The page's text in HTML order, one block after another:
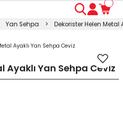
Yan Sehpa Dekorister Helen Metal
Ayaklı Yan Sehpa Ceviz